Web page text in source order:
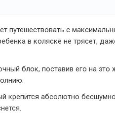
путешествовать с
в коляске не трясет,
блок, поставив его на
крепится абсолютно